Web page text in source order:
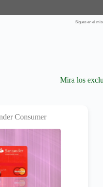
Sigues en el
Mira los
Consumer